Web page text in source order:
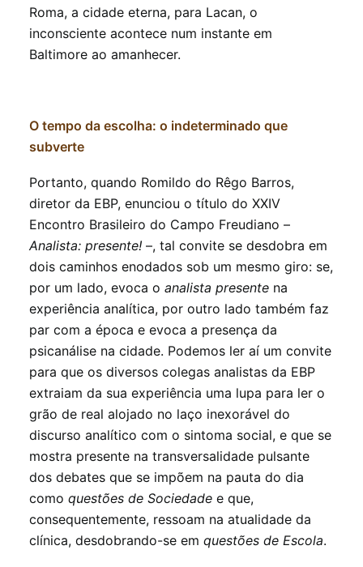
Roma, a cidade eterna, para Lacan, o
inconsciente acontece num instante em
Baltimore ao amanhecer.
O tempo da escolha: o indeterminado que
subverte
Portanto, quando Romildo do Rêgo Barros,
diretor da EBP, enunciou o título do XXIV
Encontro Brasileiro do Campo Freudiano –
Analista: presente! –, tal convite se desdobra em
dois caminhos enodados sob um mesmo giro: se,
por um lado, evoca o analista presente na
experiência analítica, por outro lado também faz
par com a época e evoca a presença da
psicanálise na cidade. Podemos ler aí um convite
para que os diversos colegas analistas da EBP
extraiam da sua experiência uma lupa para ler o
grão de real alojado no laço inexorável do
discurso analítico com o sintoma social, e que se
mostra presente na transversalidade pulsante
dos debates que se impõem na pauta do dia
como questões de Sociedade e que,
consequentemente, ressoam na atualidade da
clínica, desdobrando-se em questões de Escola.